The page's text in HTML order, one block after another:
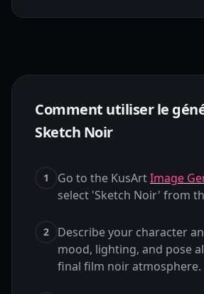
Comment utiliser le
Sketch Noir
1 Go to the KusArtImage
select 'Sketch Noir' from
2
Describe your character
mood, lighting, and pose
final film noir atmosphere.